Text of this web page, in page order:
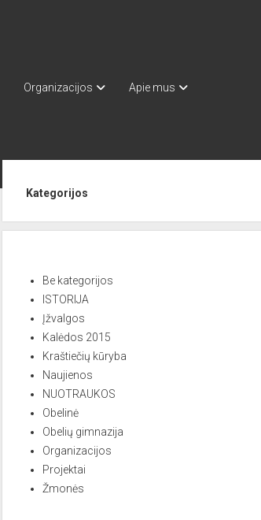
Organizacijos Apie mus
Kategorijos
Be kategorijos
ISTORIJA
Įžvalgos
Kalėdos 2015
Kraštiečių kūryba
Naujienos
NUOTRAUKOS
Obelinė
Obelių gimnazija
Organizacijos
Projektai
Žmonės